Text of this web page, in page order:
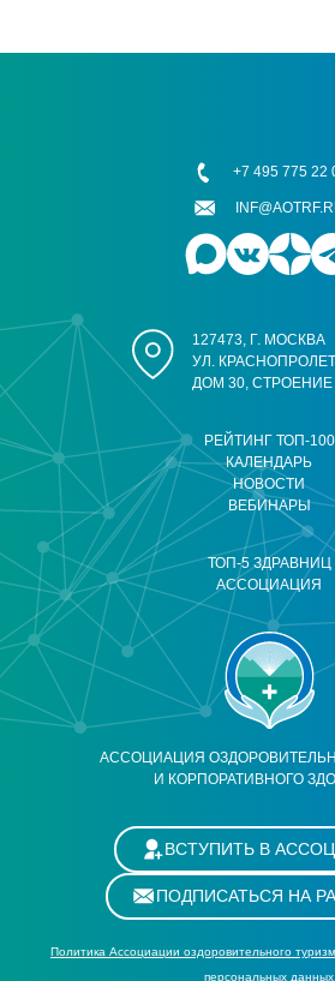
АССОЦИАЦИЯ
И КОРПОРАТИВНОГО
РЕЙТИНГ ТОП-100
КАЛЕНДАРЬ
НОВОСТИ
ВЕБИНАРЫ
ТОП-5 ЗДРАВНИЦ
АССОЦИАЦИЯ
127473, Г. МОСКВА
УЛ.
ДОМ 30, СТРОЕНИЕ
+7 495 775 22
ВСТУПИТЬ В
ПОДПИСАТЬСЯ НА
Политика Ассоциации оздоровительного
персональных данных